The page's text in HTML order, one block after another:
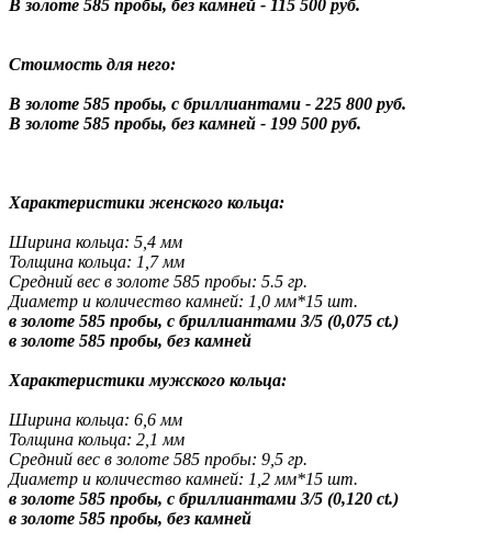
В золоте 585 пробы, без камней - 115 500 руб.
Стоимость для него:
В золоте 585 пробы, с бриллиантами - 225 800 руб.
В золоте 585 пробы, без камней - 199 500 руб.
Характеристики женского кольца:
Ширина кольца: 5,4 мм
Толщина кольца: 1,7 мм
Средний вес в золоте 585 пробы: 5.5 гр.
Диаметр и количество камней: 1,0 мм*15 шт.
в золоте 585 пробы, с бриллиантами 3/5 (0,075 ct.)
в золоте 585 пробы, без камней
Характеристики мужского кольца:
Ширина кольца: 6,6 мм
Толщина кольца: 2,1 мм
Средний вес в золоте 585 пробы: 9,5 гр.
Диаметр и количество камней: 1,2 мм*15 шт.
в золоте 585 пробы, с бриллиантами 3/5 (0,120 ct.)
в золоте 585 пробы, без камней